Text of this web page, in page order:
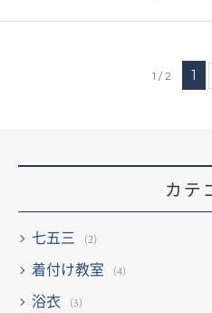
1 / 2 1
カテ
七五三 (2)
着付け教室 (4)
浴衣 (3)